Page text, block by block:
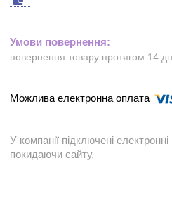
повернення товару протягом 14
У компанії підключені
покидаючи сайту.